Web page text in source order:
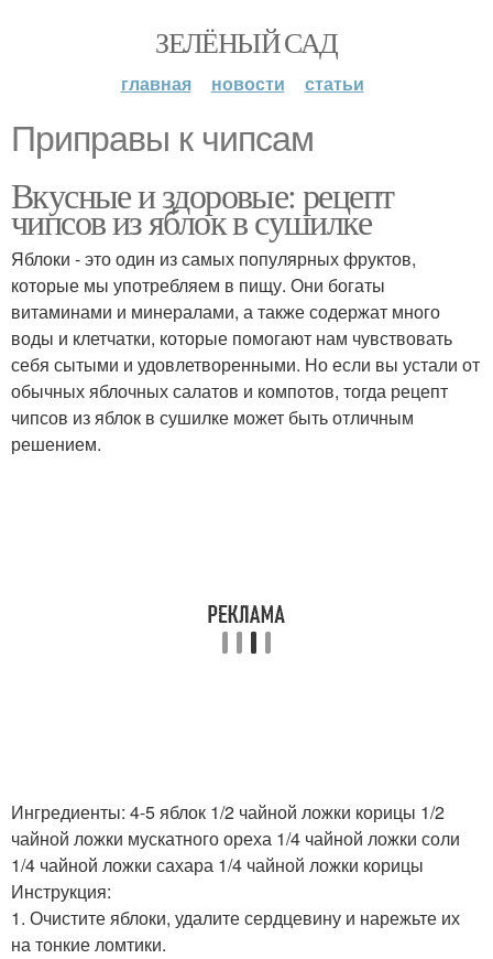
ЗЕЛЁНЫЙ САД
главная новости статьи
Приправы к чипсам
Вкусные и здоровые: рецепт
чипсов из яблок в сушилке
Яблоки - это один из самых популярных фруктов,
которые мы употребляем в пищу. Они богаты
витаминами и минералами, а также содержат много
воды и клетчатки, которые помогают нам чувствовать
себя сытыми и удовлетворенными. Но если вы устали от
обычных яблочных салатов и компотов, тогда рецепт
чипсов из яблок в сушилке может быть отличным
решением.
Ингредиенты: 4-5 яблок 1/2 чайной ложки корицы 1/2
чайной ложки мускатного ореха 1/4 чайной ложки соли
1/4 чайной ложки сахара 1/4 чайной ложки корицы
Инструкция:
1. Очистите яблоки, удалите сердцевину и нарежьте их
на тонкие ломтики.